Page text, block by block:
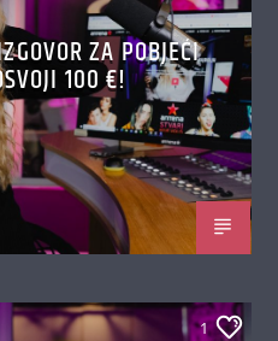
ZA POBJEĆI
100 €!
1